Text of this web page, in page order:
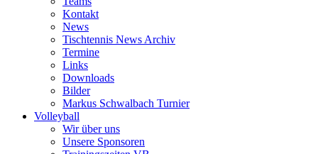
Kontakt
News
Tischtennis News Archiv
Termine
Links
Downloads
Bilder
Markus Schwalbach Turnier
Volleyball
Wir über uns
Unsere Sponsoren